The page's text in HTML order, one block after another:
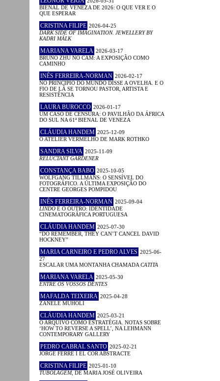
BIENAL DE VENEZA DE 2026: O QUE VER E O
QUE ESPERAR
CRISTINA FILIPE 2026-04-25
DARK SIDE OF IMAGINATION. JEWELLERY BY
KADRI MÄLK
MARIANA VARELA 2026-03-17
BRUNO ZHU NO CAM: A EXPOSIÇÃO COMO
CAMINHO
INÊS FERREIRA-NORMAN 2026-02-17
NO PRINCÍPIO DO MUNDO DISSE A OVELHA. E O
FIO DE LÃ SE TORNOU PASTOR, ARTISTA E
RESISTÊNCIA
LAURA BUROCCO 2026-01-17
UM CASO DE CENSURA: O PAVILHÃO DA ÁFRICA
DO SUL NA 61ª BIENAL DE VENEZA
CLÁUDIA HANDEM 2025-12-09
O ATELIER VERMELHO DE MARK ROTHKO
SANDRA SILVA 2025-11-09
RELUCTANT GARDENER
CONSTANÇA BABO 2025-10-05
WOLFGANG TILLMANS: O SENSÍVEL DO
FOTOGRÁFICO. A ÚLTIMA EXPOSIÇÃO DO
CENTRE GEORGES POMPIDOU
INÊS FERREIRA-NORMAN 2025-09-04
LINDO E O OUTRO: IDENTIDADE
CINEMATOGRÁFICA PORTUGUESA
CLÁUDIA HANDEM 2025-07-30
“DO REMEMBER, THEY CAN’T CANCEL DAVID
HOCKNEY”
MARIA CARNEIRO E PEDRO ALVES 2025-06-
27
ESCALAR UMA MONTANHA CHAMADA CATITA
MARIANA VARELA 2025-05-30
ENTRE OS VOSSOS DENTES
MAFALDA TEIXEIRA 2025-04-28
ZANELE MUHOLI
CLÁUDIA HANDEM 2025-03-21
O ARQUIVO COMO ESTRATÉGIA. NOTAS SOBRE
‘HOW TO REVERSE A SPELL’, NA LEHMANN
CONTEMPORARY GALLERY
PEDRO CABRAL SANTO 2025-02-21
JORGE FERRÉ I EL COR ABSTRACTE
CRISTINA FILIPE 2025-01-10
TUBOLAGEM, DE MARIA JOSÉ OLIVEIRA